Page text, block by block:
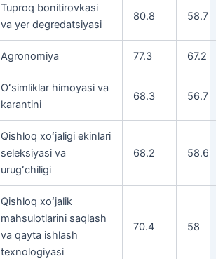
Tuproq bonitirovkasi
va yer degredatsiyasi
80.8 58.7
Agronomiya 77.3 67.2
Oʻsimliklar himoyasi va
karantini
68.3 56.7
Qishloq xoʻjaligi ekinlari
seleksiyasi va
urugʻchiligi
68.2 58.6
Qishloq xoʻjalik
mahsulotlarini saqlash
va qayta ishlash
texnologiyasi
70.4 58